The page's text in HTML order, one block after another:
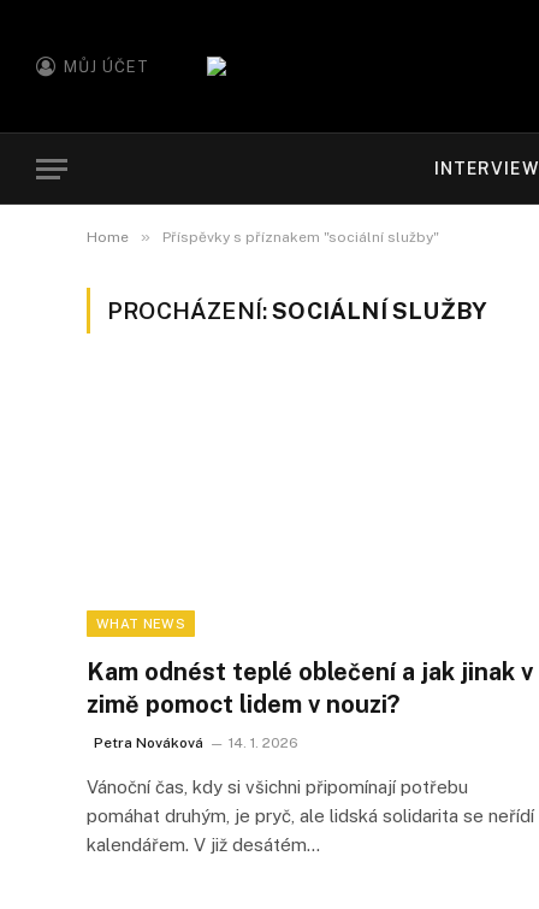
MŮJ ÚČET
Home » Příspěvky s příznakem "sociální služby"
PROCHÁZENÍ:SOCIÁLNÍ SLUŽBY
WHAT NEWS
Kam odnést teplé oblečení a jak jinak v
zimě pomoct lidem v nouzi?
Petra Nováková 14. 1. 2026
Vánoční čas, kdy si všichni připomínají potřebu
pomáhat druhým, je pryč, ale lidská solidarita se neřídí
kalendářem. V již desátém…